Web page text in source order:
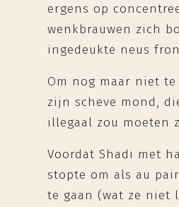
ergens op
wenkbrauwen zich
ingedeukte neus
Om nog maar niet
zijn scheve mond,
illegaal zou moeten
Voordat Shadi met
stopte om als au
te gaan (wat ze niet